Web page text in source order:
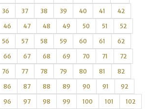
36 37 38 39 40 41 42
46 47 48 49 50 51 52
56 57 58 59 60 61 62
66 67 68 69 70 71 72
76 77 78 79 80 81 82
86 87 88 89 90 91 92
96 97 98 99 100 101 102